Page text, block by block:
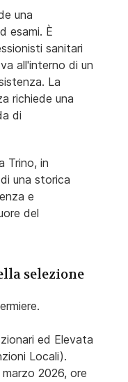
una
esami. È
sanitari
all'interno di un
La
richiede una
di
Trino, in
una storica
e
del
selezione
ed Elevata
Locali).
2026, ore